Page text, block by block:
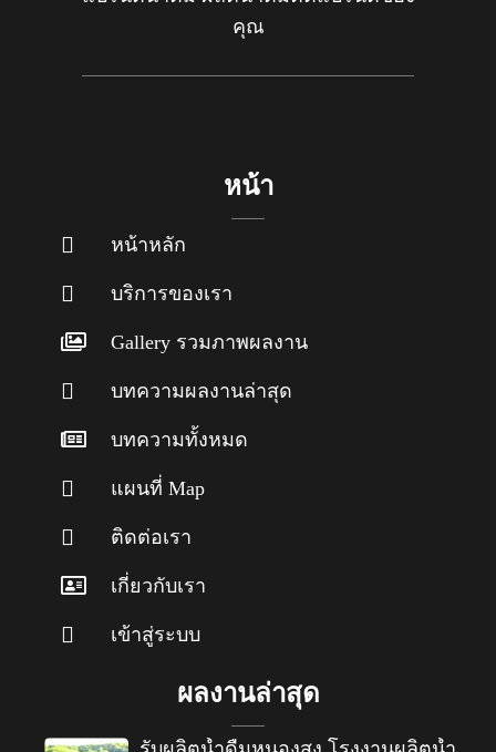
คุณ
หน้า
หน้าหลัก
บริการของเรา
Gallery รวมภาพผลงาน
บทความผลงานล่าสุด
บทความทั้งหมด
แผนที่ Map
ติดต่อเรา
เกี่ยวกับเรา
เข้าสู่ระบบ
ผลงานล่าสุด